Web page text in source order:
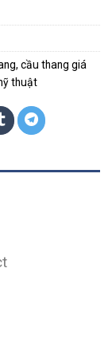
, cầu thang giá
thuật